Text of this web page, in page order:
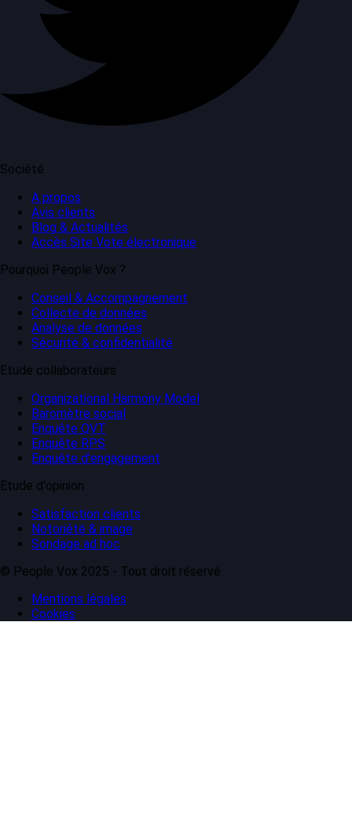
Société
A propos
Avis clients
Blog & Actualités
Accès Site Vote électronique
Pourquoi People Vox ?
Conseil & Accompagnement
Collecte de données
Analyse de données
Sécurité & confidentialité
Etude collaborateurs
Organizational Harmony Model
Baromètre social
Enquête QVT
Enquête RPS
Enquête d'engagement
Etude d'opinion
Satisfaction clients
Notoriété & image
Sondage ad hoc
© People Vox 2025 - Tout droit réservé
Mentions légales
Cookies